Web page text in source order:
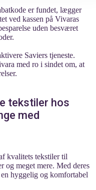
er fundet, lægger
ved kassen på Vivaras
uden besværet
Saviers tjeneste.
med ro i sindet om, at
tekstiler hos
med
kvalitets tekstiler til
og meget mere. Med deres
hyggelig og komfortabel